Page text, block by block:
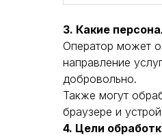
3. Какие
Оператор может
направление
добровольно.
Также могут
браузере и
4. Цели